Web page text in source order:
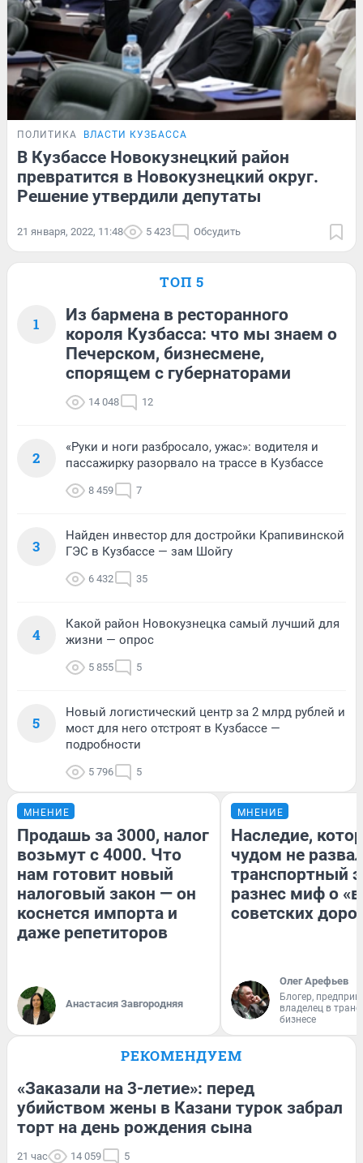
ПОЛИТИКА ВЛАСТИ КУЗБАССА
В Кузбассе Новокузнецкий район
превратится в Новокузнецкий округ.
Решение утвердили депутаты
21 января, 2022, 11:48 5 423 Обсудить
ТОП 5
1
Из бармена в ресторанного
короля Кузбасса: что мы знаем о
Печерском, бизнесмене,
спорящем с губернаторами
14 048 12
2
«Руки и ноги разбросало, ужас»: водителя и
пассажирку разорвало на трассе в Кузбассе
8 459 7
3
Найден инвестор для достройки Крапивинской
ГЭС в Кузбассе — зам Шойгу
6 432 35
4
Какой район Новокузнецка самый лучший для
жизни — опрос
5 855 5
5
Новый логистический центр за 2 млрд рублей и
мост для него отстроят в Кузбассе —
подробности
5 796 5
МНЕНИЕ
Продашь за 3000, налог
возьмут с 4000. Что
нам готовит новый
налоговый закон — он
коснется импорта и
даже репетиторов
Анастасия Завгородняя
МНЕНИЕ
Наследие,
чудом не
транспортный
разнес миф о
советских
Олег Арефьев
Блогер,
владелец в
бизнесе
РЕКОМЕНДУЕМ
«Заказали на 3-летие»: перед
убийством жены в Казани турок забрал
торт на день рождения сына
21 час 14 059 5